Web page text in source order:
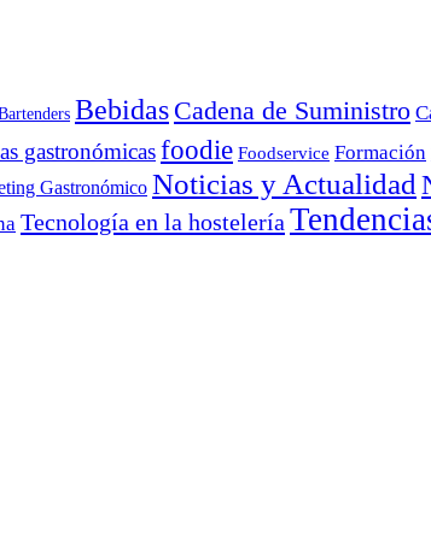
Bebidas Cadena de Suministro
gastronómicasfoodie Foodservice Formación
Gastronómico Noticias y Actualidad
Tecnología en la hostelería